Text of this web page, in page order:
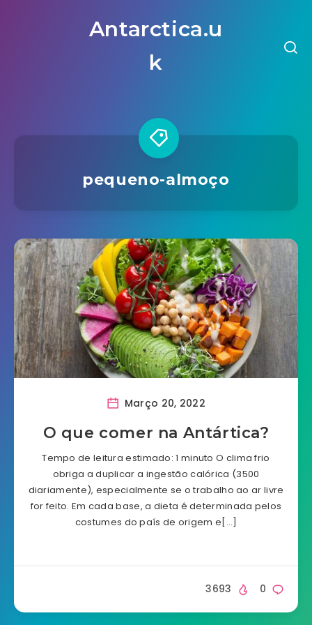
Antarctica.u
k
pequeno-almoço
Março 20, 2022
O que comer na Antártica?
Tempo de leitura estimado: 1 minuto O clima frio
obriga a duplicar a ingestão calórica (3500
diariamente), especialmente se o trabalho ao ar livre
for feito. Em cada base, a dieta é determinada pelos
costumes do país de origem e[…]
0
3693